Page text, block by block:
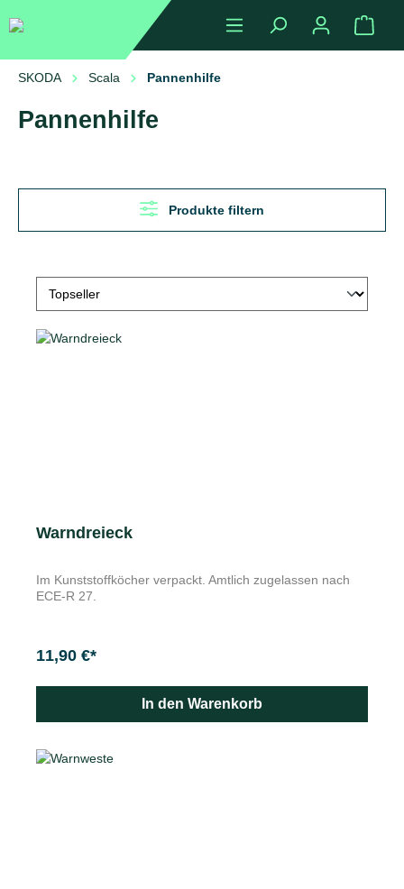
springen
SKODA Scala Pannenhilfe
Pannenhilfe
Produkte filtern
Warndreieck
Im Kunststoffköcher verpackt. Amtlich zugelassen nach
ECE-R 27.
11,90 €*
In den Warenkorb